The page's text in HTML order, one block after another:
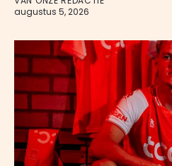
augustus 5, 2026